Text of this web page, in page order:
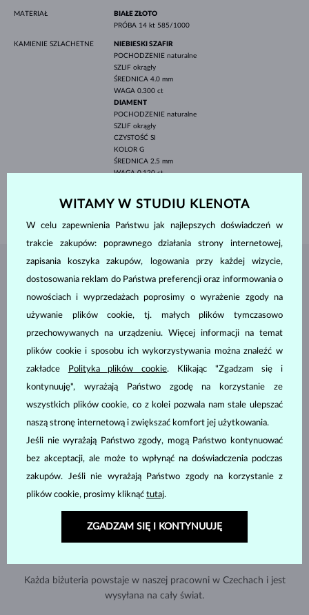
MATERIAŁ
BIAŁE ZŁOTO
PRÓBA 14 kt 585/1000
KAMIENIE SZLACHETNE
NIEBIESKI SZAFIR
POCHODZENIE naturalne
SZLIF okrągły
ŚREDNICA 4.0 mm
WAGA 0.300 ct
DIAMENT
POCHODZENIE naturalne
SZLIF okrągły
CZYSTOŚĆ SI
KOLOR G
ŚREDNICA 2.5 mm
WAGA0.120 ct
2.55 g
BIŻUTERIA ZATELIER KLENOTA
Każda biżuteria powstaje w naszej pracowni w Czechach i jest
wysyłana na cały świat.
WITAMY W STUDIU KLENOTA
W celu zapewnienia Państwu jak najlepszych doświadczeń w
trakcie zakupów: poprawnego działania strony internetowej,
zapisania koszyka zakupów, logowania przy każdej wizycie,
dostosowania reklam do Państwa preferencji oraz informowania o
nowościach i wyprzedażach poprosimy o wyrażenie zgody na
używanie plików cookie, tj. małych plików tymczasowo
przechowywanych na urządzeniu. Więcej informacji na temat
plików cookie i sposobu ich wykorzystywania można znaleźć w
zakładce
Polityka plików cookie. Klikając "Zgadzam się i
kontynuuję", wyrażają Państwo zgodę na korzystanie ze
wszystkich plików cookie, co z kolei pozwala nam stale ulepszać
naszą stronę internetową i zwiększać komfort jej użytkowania.
Jeśli nie wyrażają Państwo zgody, mogą Państwo kontynuować
bez akceptacji, ale może to wpłynąć na doświadczenia podczas
zakupów. Jeśli nie wyrażają Państwo zgody na korzystanie z
plików cookie, prosimy kliknąć tutaj.
ZGADZAM SIĘ I KONTYNUUJĘ